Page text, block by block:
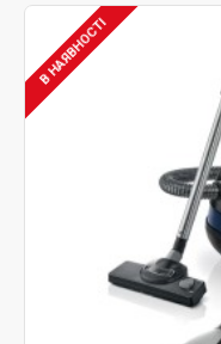
В НАЯВНОСТІ